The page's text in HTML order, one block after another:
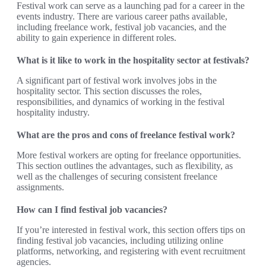
Festival work can serve as a launching pad for a career in the
events industry. There are various career paths available,
including freelance work, festival job vacancies, and the
ability to gain experience in different roles.
What is it like to work in the hospitality sector at festivals?
A significant part of festival work involves jobs in the
hospitality sector. This section discusses the roles,
responsibilities, and dynamics of working in the festival
hospitality industry.
What are the pros and cons of freelance festival work?
More festival workers are opting for freelance opportunities.
This section outlines the advantages, such as flexibility, as
well as the challenges of securing consistent freelance
assignments.
How can I find festival job vacancies?
If you’re interested in festival work, this section offers tips on
finding festival job vacancies, including utilizing online
platforms, networking, and registering with event recruitment
agencies.